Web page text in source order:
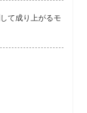
て成り上がるモ